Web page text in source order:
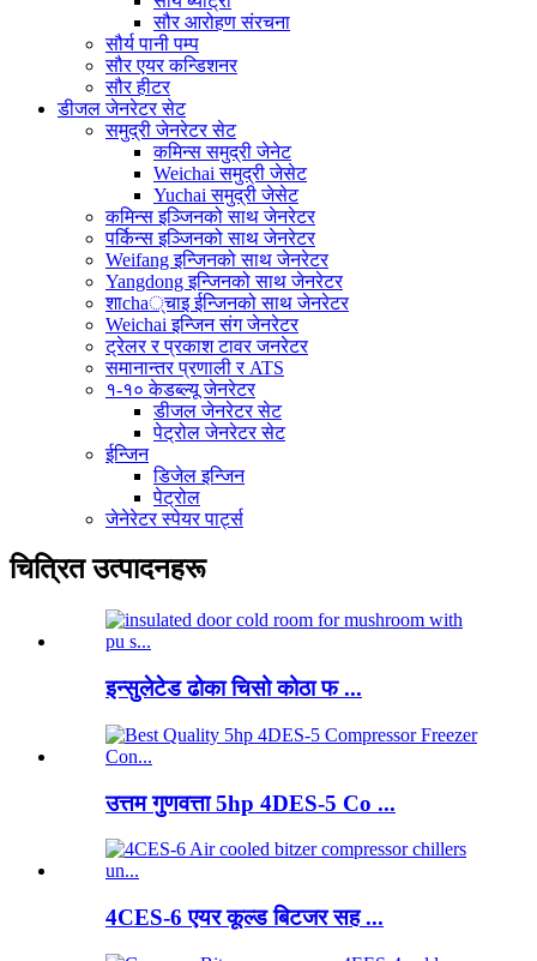
सौर आरोहण संरचना
सौर्य पानी पम्प
सौर एयर कन्डिशनर
सौर हीटर
डीजल जेनरेटर सेट
समुद्री जेनरेटर सेट
कमिन्स समुद्री जेनेट
Weichai समुद्री जेसेट
Yuchai समुद्री जेसेट
कमिन्स इञ्जिनको साथ जेनरेटर
पर्किन्स इञ्जिनको साथ जेनरेटर
Weifang इन्जिनको साथ जेनरेटर
Yangdong इन्जिनको साथ जेनरेटर
शाcha्चाइ ईन्जिनको साथ जेनरेटर
Weichai इन्जिन संग जेनरेटर
ट्रेलर र प्रकाश टावर जनरेटर
समानान्तर प्रणाली र ATS
१-१० केडब्ल्यू जेनरेटर
डीजल जेनरेटर सेट
पेट्रोल जेनरेटर सेट
ईन्जिन
डिजेल इन्जिन
पेट्रोल
जेनेरेटर स्पेयर पार्ट्स
चित्रित उत्पादनहरू
इन्सुलेटेड ढोका चिसो कोठा फ ...
उत्तम गुणवत्ता 5hp 4DES-5 Co ...
4CES-6 एयर कूल्ड बिटजर सह ...